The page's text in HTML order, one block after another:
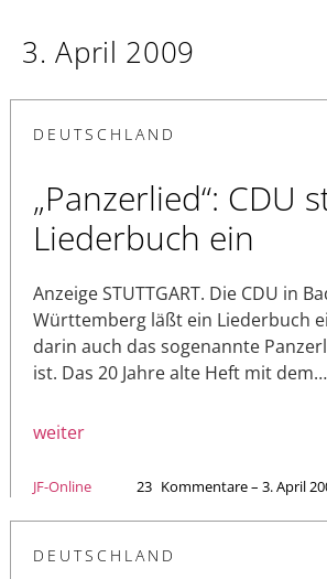
3. April 2009
DEUTSCHLAND
„Panzerlied“: CDU
Liederbuch ein
Anzeige STUTTGART. Die CDU in
Württemberg läßt ein Liederbuch
darin auch das sogenannte
ist. Das 20 Jahre alte Heft mit dem…
weiter
JF-Online 23 Kommentare – 3. April
DEUTSCHLAND